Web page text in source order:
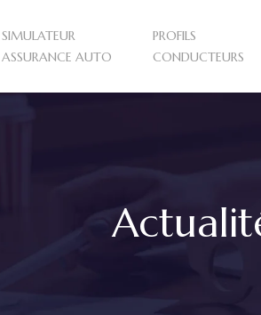
SIMULATEUR
ASSURANCE AUTO
PROFILS
CONDUCTEURS